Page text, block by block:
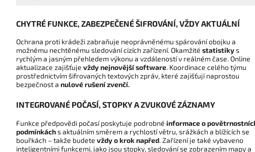
CHYTRÉ FUNKCE, ZABEZPEČENÉ ŠIFROVÁNÍ, VŽDY AKTUÁLNÍ
Ochrana proti krádeži zabraňuje neoprávněnému spárování obojku a
možnému nechtěnému sledování cizích zařízení. Okamžité statistikys
rychlým a jasným přehledem výkonu a vzdáleností v reálném čase. Online
aktualizace zajišťuje vždy nejnovější software. Koordinace celého týmu
prostřednictvím šifrovaných textových zpráv, které zajišťují naprostou
bezpečnost a nulové rušení zvenčí.
INTEGROVANÉ POČASÍ, STOPKY A ZVUKOVÉ ZÁZNAMY
Funkce předpovědi počasí poskytuje podrobné informace o
podmínkáchs aktuálním směrem a rychlostí větru, srážkách a blížících se
bouřkách – takže budete vždy o krok napřed. Zařízení je také vybaveno
inteligentními funkcemi, jako jsou stopky, sledování se zobrazením mapy a